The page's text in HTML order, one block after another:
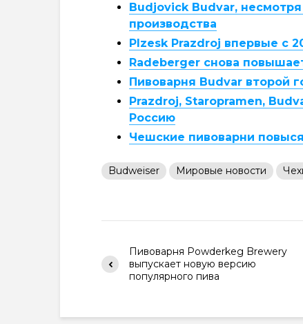
Budjovick Budvar,
производства
Plzesk Prazdroj впервые с
Radeberger снова
Пивоварня Budvar второй
Prazdroj, Staropramen,
Россию
Чешские пивоварни
Budweiser Мировые новости
Пивоварня Powderkeg Brewery
выпускает новую версию
популярного пива